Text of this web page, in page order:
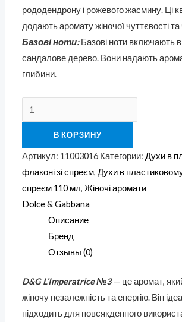
рододендрону і рожевого жасмину. Ці
додають аромату жіночої чуттєвості та
Базові ноти: Базові ноти включають
сандалове дерево. Вони надають
глибини.
В КОРЗИНУ
Артикул: 11003016 Категории:Духи в
флаконі зі спреєм,Духи в
спреєм 110 мл,Жіночі аромати
Dolce & Gabbana
Описание
Бренд
Отзывы (0)
D&G L’Imperatrice №3 — це аромат,
жіночу незалежність та енергію. Він
підходить для повсякденного